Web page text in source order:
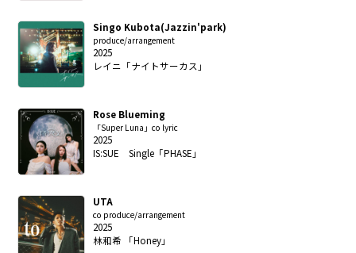
Singo Kubota(Jazzin'park)
produce/arrangement
2025
レイニ「ナイトサーカス」
Rose Blueming
「Super Luna」co lyric
2025
IS:SUE Single「PHASE」
UTA
co produce/arrangement
2025
林和希 「Honey」